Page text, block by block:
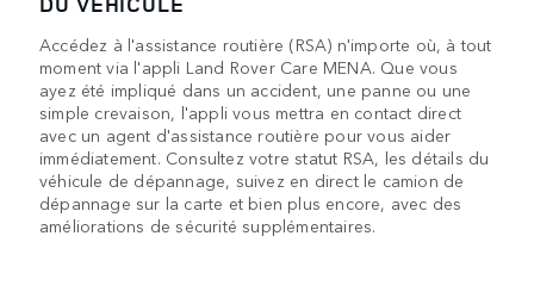
Accédez à l'assistance routière (RSA) n'importe où, à tout
moment via l'appli Land Rover Care MENA. Que vous
ayez été impliqué dans un accident, une panne ou une
simple crevaison, l'appli vous mettra en contact direct
avec un agent d'assistance routière pour vous aider
immédiatement. Consultez votre statut RSA, les détails du
véhicule de dépannage, suivez en direct le camion de
dépannage sur la carte et bien plus encore, avec des
améliorations de sécurité supplémentaires.